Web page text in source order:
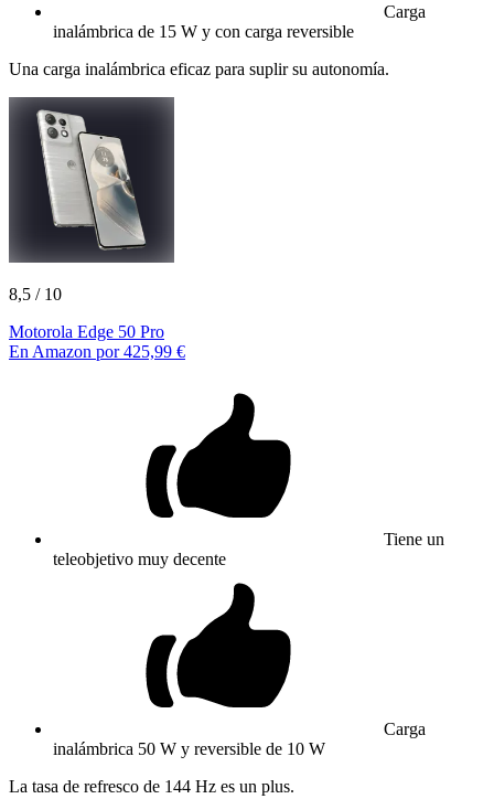
Carga
inalámbrica de 15 W y con carga reversible
Una carga inalámbrica eficaz para suplir su autonomía.
8,5 / 10
Motorola Edge 50 Pro
En Amazon por 425,99 €
Tiene un
teleobjetivo muy decente
Carga
inalámbrica 50 W y reversible de 10 W
La tasa de refresco de 144 Hz es un plus.